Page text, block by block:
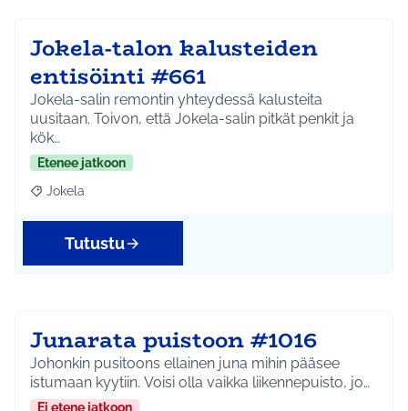
Jokela-talon kalusteiden
entisöinti #661
Jokela-salin remontin yhteydessä kalusteita
uusitaan. Toivon, että Jokela-salin pitkät penkit ja
kök…
Etenee jatkoon
Rajaa tulokset aihepiirin mukaan: Jokela
Jokela
Tutustu
Junarata puistoon #1016
Johonkin pusitoons ellainen juna mihin pääsee
istumaan kyytiin. Voisi olla vaikka liikennepuisto, jo…
Ei etene jatkoon